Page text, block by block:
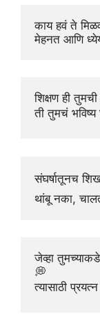
काय हवं ते
मेहनत आणि
शिक्षण ही
ती तुमचं
संघर्षातूनच
थांबू नका,
जेव्हा
💭
त्यासाठी